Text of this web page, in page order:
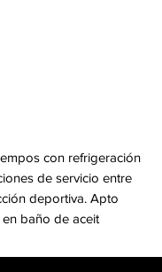
con refrigeración
de servicio entre
deportiva. Apto
baño de aceit